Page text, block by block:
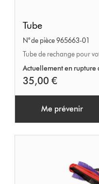
Tube
N° de pièce 965663-01
Tube de rechange pour
Actuellement en rupture
35,00 €
Me prévenir